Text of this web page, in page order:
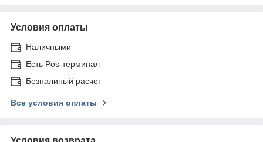
Условия оплаты
Наличными
Есть Pos-терминал
Безналиный расчет
Все условия оплаты